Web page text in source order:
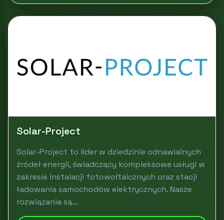
Solar-Project
Solar-Project to lider w dziedzinie odnawialnych
źródeł energii, świadczący kompleksowe usługi w
zakresie instalacji fotowoltaicznych oraz stacji
ładowania samochodów elektrycznych. Nasze
rozwiązania są...